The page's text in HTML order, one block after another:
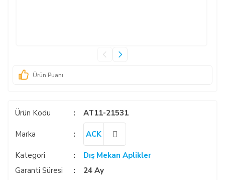
Ürün Puanı
Ürün Kodu AT11-21531
Marka ACK
Kategori
Dış Mekan Aplikler
Garanti Süresi
24 Ay